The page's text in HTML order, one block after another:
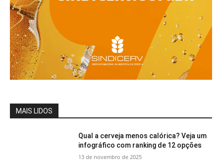
MAIS LIDOS
Qual a cerveja menos calórica? Veja um
infográfico com ranking de 12 opções
13 de novembro de 2025